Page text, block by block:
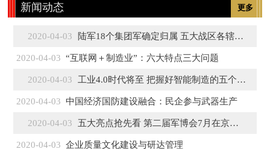
更多
新闻动态
2020-04-03 陆军18个集团军确定归属 五大战区各辖3至5个
2020-04-03 “互联网＋制造业”：六大特点三大问题
2020-04-03 工业4.0时代将至 把握好智能制造的五个特征
2020-04-03 中国经济国防建设融合：民企参与武器生产
2020-04-03 五大亮点抢先看 第二届军博会7月在京盛大开幕
2020-04-03 企业质量文化建设与研达管理